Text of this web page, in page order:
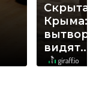
Крыма:
видят...